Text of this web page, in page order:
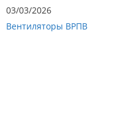
03/03/2026
Вентиляторы ВРПВ